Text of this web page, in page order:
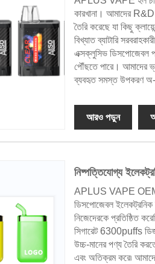
কারখানা। আমাদের
তৈরি করেছে যা কিছু
বিখ্যাত ব্যাটারি
এক্সক্লুসিভ
পৌঁছতে পারে। আমাদের
ব্যবহৃত সমস্ত উপকরণ অ-
আরও পড়ুন
নিষ্পত্তিযোগ্য
APLUS VAPE OEM
ডিসপোজেবল ইলেকট্রনিক
নিজেদেরকে প্রতিষ্ঠিত
সিগারেট 6300puffs
উচ্চ-মানের পণ্য তৈরি
এবং অতিক্রম করে৷